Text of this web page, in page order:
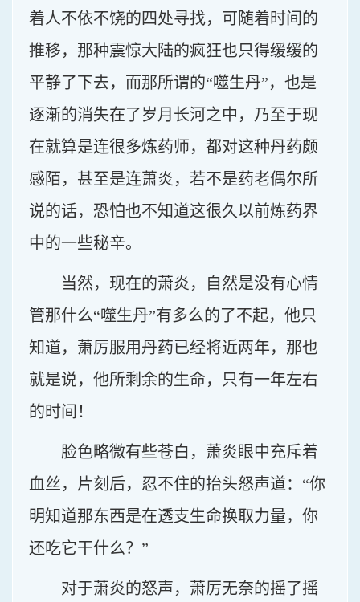
着人不依不饶的四处寻找，可随着时间的
推移，那种震惊大陆的疯狂也只得缓缓的
平静了下去，而那所谓的“噬生丹”，也是
逐渐的消失在了岁月长河之中，乃至于现
在就算是连很多炼药师，都对这种丹药颇
感陌，甚至是连萧炎，若不是药老偶尔所
说的话，恐怕也不知道这很久以前炼药界
中的一些秘辛。
当然，现在的萧炎，自然是没有心情
管那什么“噬生丹”有多么的了不起，他只
知道，萧厉服用丹药已经将近两年，那也
就是说，他所剩余的生命，只有一年左右
的时间！
脸色略微有些苍白，萧炎眼中充斥着
血丝，片刻后，忍不住的抬头怒声道：“你
明知道那东西是在透支生命换取力量，你
还吃它干什么？”
对于萧炎的怒声，萧厉无奈的摇了摇